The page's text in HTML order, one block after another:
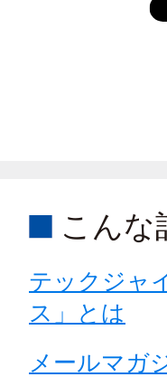
こんな
テックジャ
ス」とは
メールマガ